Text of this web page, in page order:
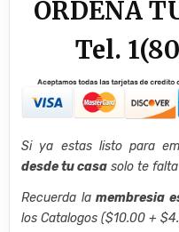
ORDENA
Tel.
Si ya estas listo para
desde tu casa solo te
Recuerda lamembresia
los Catalogos ($10.00 +